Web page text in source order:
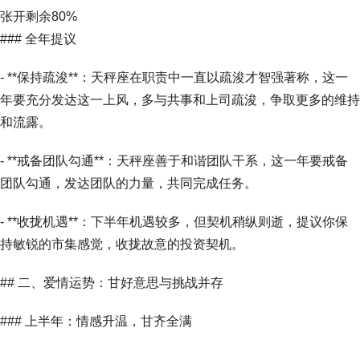
张开剩余80%
### 全年提议
- **保持疏浚**：天秤座在职责中一直以疏浚才智强著称，这一
年要充分发达这一上风，多与共事和上司疏浚，争取更多的维持
和流露。
- **戒备团队勾通**：天秤座善于和谐团队干系，这一年要戒备
团队勾通，发达团队的力量，共同完成任务。
- **收拢机遇**：下半年机遇较多，但契机稍纵则逝，提议你保
持敏锐的市集感觉，收拢故意的投资契机。
## 二、爱情运势：甘好意思与挑战并存
### 上半年：情感升温，甘齐全满